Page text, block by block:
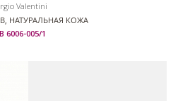
Valentini
НАТУРАЛЬНАЯ КОЖА
6006-005/1